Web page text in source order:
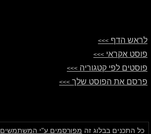
לראש הדף >>>
פוסט אקראי >>>
פוסטים לפי קטגוריה >>>
פרסם את הפוסט שלך >>>
כל התכנים בבלוג זה מפורסמים ע"י המשתמשים